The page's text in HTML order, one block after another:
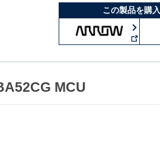
この製品を購
MCU